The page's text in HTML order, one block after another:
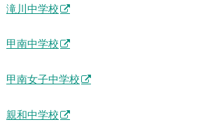
滝川中学校
甲南中学校
甲南女子中学校
親和中学校